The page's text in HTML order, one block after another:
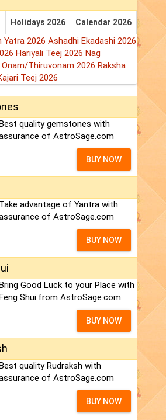
Holidays 2026 Calendar 2026
Yatra 2026 Ashadhi Ekadashi 2026
Hariyali Teej 2026 Nag
Onam/Thiruvonam 2026 Raksha
Teej 2026
quality gemstones with
of AstroSage.com
BUY NOW
Take advantage of Yantra with
of AstroSage.com
BUY NOW
Good Luck to your Place with
Shui.from AstroSage.com
BUY NOW
quality Rudraksh with
of AstroSage.com
BUY NOW